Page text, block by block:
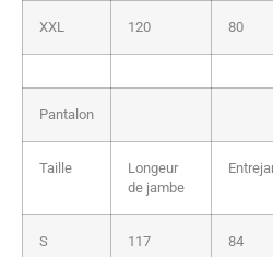
XXL 120 80
Pantalon
Taille
Longeur
de jambe
S 117 84